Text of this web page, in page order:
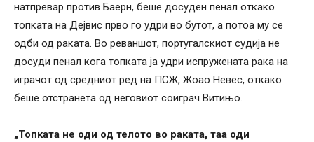
натпревар против Баерн, беше досуден пенал откако
топката на Дејвис прво го удри во бутот, а потоа му се
одби од раката. Во реваншот, португалскиот судија не
досуди пенал кога топката ја удри испружената рака на
играчот од средниот ред на ПСЖ, Жоао Невес, откако
беше отстранета од неговиот соиграч Витињо.
„Топката не оди од телото во раката, таа оди